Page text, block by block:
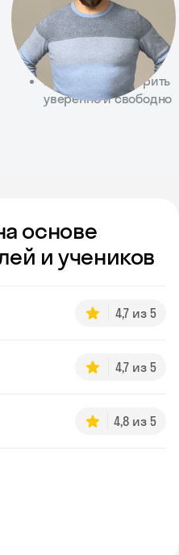
Делает упор на
живое общение,
а не только на
правила
Помогает заговорить
уверенно и свободно
основе
и учеников
4,7 из 5
4,7 из 5
4,8 из 5